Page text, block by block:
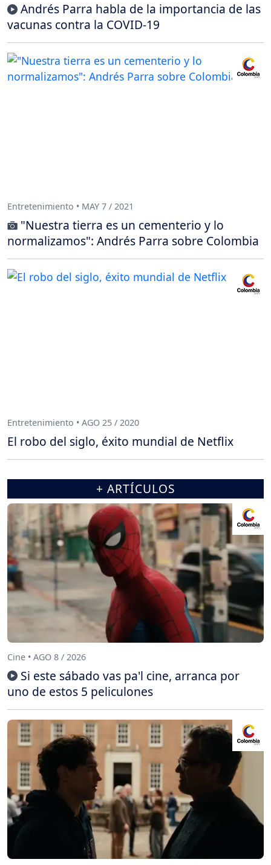
Andrés Parra habla de la importancia de las
vacunas contra la COVID-19
Entretenimiento • MAY 7 / 2021
"Nuestra tierra es un cementerio y lo
normalizamos": Andrés Parra sobre Colombia
Entretenimiento • AGO 25 / 2020
El robo del siglo, éxito mundial de Netflix
+ ARTÍCULOS
Cine • AGO 8 / 2026
Si este sábado vas pa'l cine, arranca por
uno de estos 5 peliculones